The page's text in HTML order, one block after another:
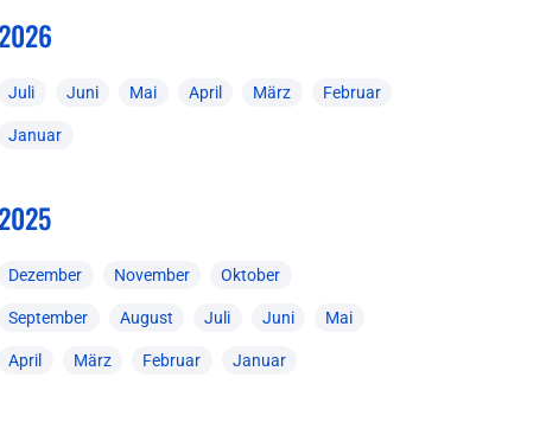
2026
Juli Juni Mai April März Februar
Januar
2025
Dezember November Oktober
September August Juli Juni Mai
April März Februar Januar